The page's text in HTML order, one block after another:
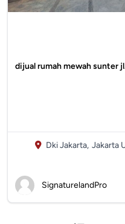
dijual rumah mewah sunter
Dki Jakarta, Jakarta
SignaturelandPro